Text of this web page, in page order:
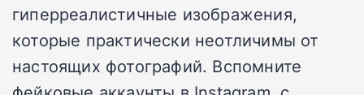
гиперреалистичные изображения,
которые практически неотличимы от
настоящих фотографий. Вспомните